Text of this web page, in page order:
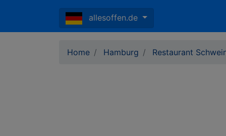
allesoffen.de
Home Hamburg Restaurant